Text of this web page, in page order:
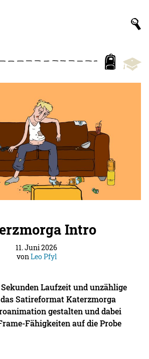
Intro
11. Juni 2026
vonLeo Pfyl
Sekunden Laufzeit und unzählige
Satireformat Katerzmorga
gestalten und dabei
Fähigkeiten auf die Probe